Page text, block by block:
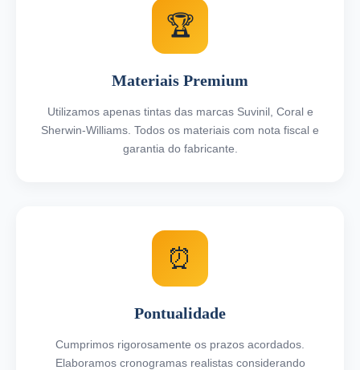
🏆
Materiais Premium
Utilizamos apenas tintas das marcas Suvinil, Coral e
Sherwin-Williams. Todos os materiais com nota fiscal e
garantia do fabricante.
⏰
Pontualidade
Cumprimos rigorosamente os prazos acordados.
Elaboramos cronogramas realistas considerando